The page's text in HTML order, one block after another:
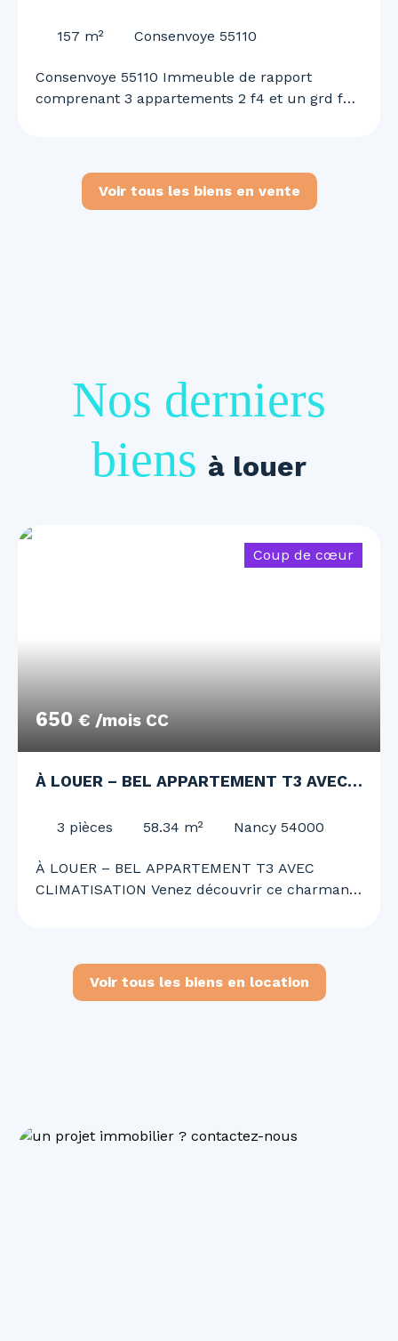
157 m² Consenvoye 55110
Consenvoye 55110 Immeuble de rapport
comprenant 3 appartements 2 f4 et un grd f2
Voir tous les biens en vente
Nos derniers
biens à louer
650 € /mois CC
Coup de cœur
À LOUER – BEL APPARTEMENT T3 AVEC
3 pièces 58.34 m² Nancy 54000
À LOUER – BEL APPARTEMENT T3 AVEC
CLIMATISATION Venez découvrir ce charmant
séjour lumineux, de deux chambres, d’une
salle de bains, d’un WC ainsi que d’une
organiser une visite et découvrir votre futur
Voir tous les biens en location